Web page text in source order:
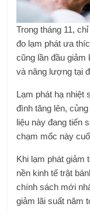
Trong tháng 11,
đo lạm phát ưa
cũng lần đầu
và năng lượng tại
Lạm phát hạ nhiệt
đình tăng lên,
liệu này đang tiến
chạm mốc này
Khi lạm phát giảm
nền kinh tế trật
chính sách mới
giảm lãi suất năm